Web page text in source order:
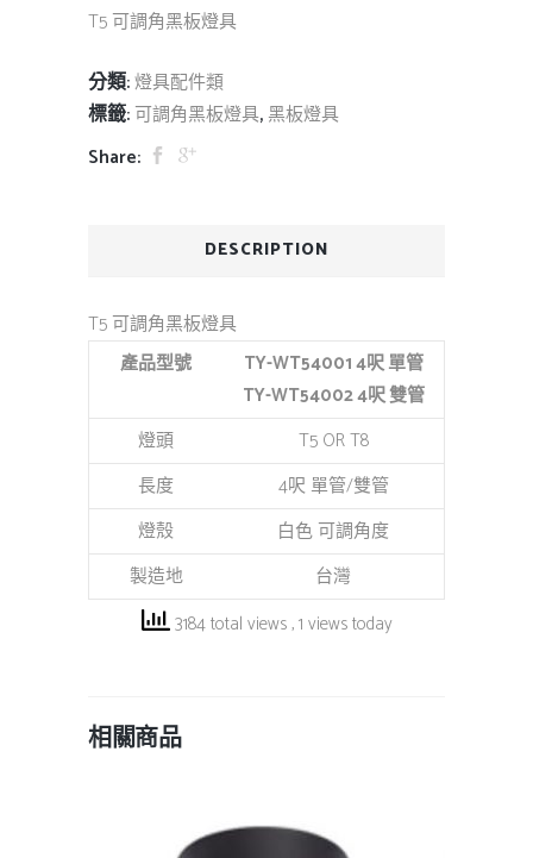
T5 可調角黑板燈具
分類:燈具配件類
標籤: 可調角黑板燈具, 黑板燈具
Share:
DESCRIPTION
T5 可調角黑板燈具
產品型號
TY-WT54001 4呎 單管
TY-WT54002 4呎 雙管
燈頭
T5 OR T8
長度
4呎 單管/雙管
燈殼
白色 可調角度
製造地
台灣
3184 total views, 1 views today
相關商品